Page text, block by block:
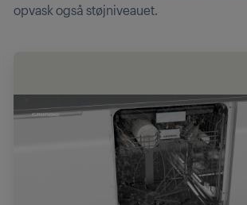
opvask også støjniveauet.